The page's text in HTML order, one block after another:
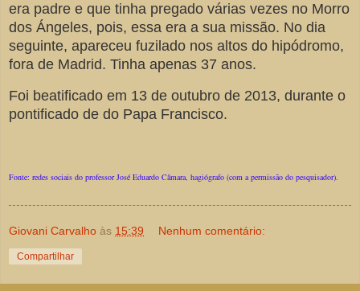
era padre e que tinha pregado várias vezes no Morro
dos Ángeles, pois, essa era a sua missão. No dia
seguinte, apareceu fuzilado nos altos do hipódromo,
fora de Madrid. Tinha apenas 37 anos.
Foi beatificado em 13 de outubro de 2013, durante o
pontificado de do Papa Francisco.
Fonte: redes sociais do professor José Eduardo Câmara, hagiógrafo (com a permissão do pesquisador).
Giovani Carvalho às 15:39 Nenhum comentário:
Compartilhar